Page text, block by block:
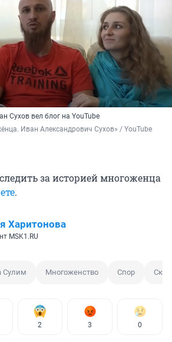
Сухов вел блог на YouTube
Иван Александрович Сухов» / YouTube
за историей многоженца
.
Харитонова
MSK1.RU
Сулим Многоженство Спор
2 3 0